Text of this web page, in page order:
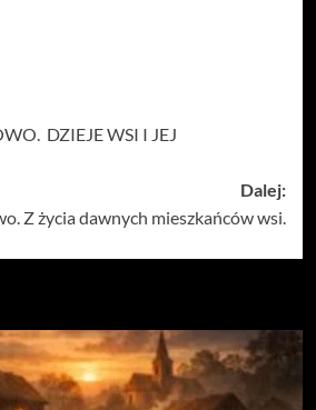
DZIEJE WSI I JEJ
Dalej:
Z życia dawnych mieszkańców wsi.